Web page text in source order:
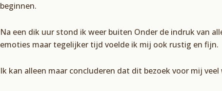
beginnen.
Na een dik uur stond ik weer buiten Onder de indruk van
emoties maar tegelijker tijd voelde ik mij ook rustig en fijn.
Ik kan alleen maar concluderen dat dit bezoek voor mij